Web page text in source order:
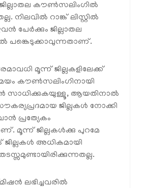
കൗൺസലിംഗിൽ
നിലവിൽ റാങ്ക് ലിസ്റ്റിൽ
പേർക്കും ജില്ലാതല
പങ്കെടുക്കാവുന്നതാണ്.
മൂന്ന് ജില്ലകളിലേക്ക്
കൗൺസലിംഗിനായി
സാധിക്കുകയുള്ളൂ, ആയതിനാൽ
ജില്ലകൾ നോക്കി
പ്രത്യേകം
മൂന്ന് ജില്ലകൾക്കു പുറമേ
ജില്ലകൾ അധികമായി
ലഭിച്ചവരിൽ